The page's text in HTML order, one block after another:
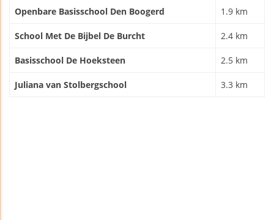
Openbare Basisschool Den Boogerd 1.9 km
School Met De Bijbel De Burcht 2.4 km
Basisschool De Hoeksteen 2.5 km
Juliana van Stolbergschool 3.3 km